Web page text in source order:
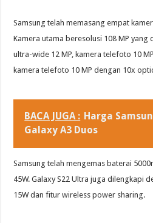
Samsung telah memasang empat
Kamera utama beresolusi 108 MP yang
ultra-wide 12 MP, kamera telefoto 10
kamera telefoto 10 MP dengan 10x
BACA JUGA : Harga
Galaxy A3 Duos
Samsung telah mengemas baterai
45W. Galaxy S22 Ultra juga dilengkapi
15W dan fitur wireless power sharing.